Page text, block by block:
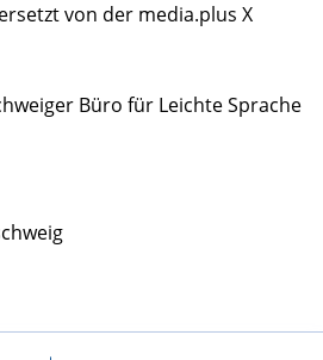
von der media.plus X
Büro für Leichte Sprache